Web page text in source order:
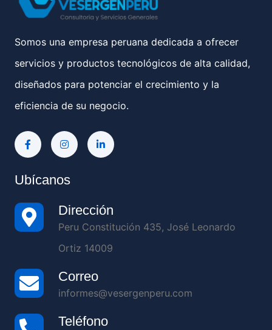
Somos una empresa peruana dedicada a ofrecer
servicios y productos tecnológicos de alta calidad,
diseñados para potenciar el crecimiento y la
eficiencia de su negocio.
Ubícanos
Dirección
Peru Constitución 435, José Leonardo
Ortiz 14009
Correo
informes@vesergenperu.com
Teléfono